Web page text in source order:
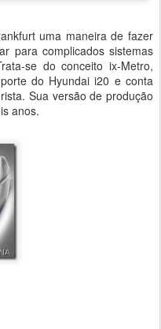
uma maneira de fazer
para complicados sistemas
se do conceito ix-Metro,
do Hyundai i20 e conta
Sua versão de produção
anos.